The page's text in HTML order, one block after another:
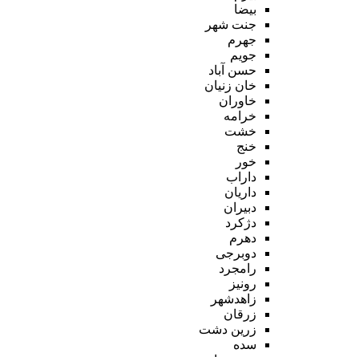
بیضا
جنت شهر
جهرم
جویم
حسن آباد
خان زنیان
خاوران
خرامه
خشت
خنج
خور
داراب
داریان
دبیران
دژکرد
دهرم
دوبرجی
رامجرد
رونیز
زاهدشهر
زرقان
زرین دشت
سده